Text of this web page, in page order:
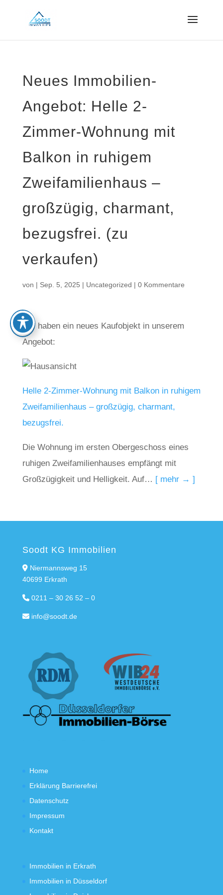
Neues Immobilien-
Angebot: Helle 2-
Zimmer-Wohnung mit
Balkon in ruhigem
Zweifamilienhaus –
großzügig, charmant,
bezugsfrei. (zu
verkaufen)
von | Sep. 5, 2025 | Uncategorized | 0 Kommentare
Wir haben ein neues Kaufobjekt in unserem
Angebot:
Helle 2-Zimmer-Wohnung mit Balkon in ruhigem
Zweifamilienhaus – großzügig, charmant,
bezugsfrei.
Die Wohnung im ersten Obergeschoss eines
ruhigen Zweifamilienhauses empfängt mit
Großzügigkeit und Helligkeit. Auf… [ mehr → ]
Soodt KG Immobilien
Niermannsweg 15
40699 Erkrath
0211 – 30 26 52 – 0
info@soodt.de
Home
Erklärung Barrierefrei
Datenschutz
Impressum
Kontakt
Immobilien in Erkrath
Immobilien in Düsseldorf